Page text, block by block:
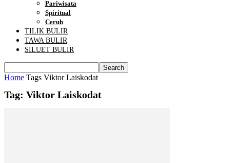
Pariwisata
Spiritual
Ceruh
TILIK BULIR
TAWA BULIR
SILUET BULIR
Home Tags Viktor Laiskodat
Tag: Viktor Laiskodat